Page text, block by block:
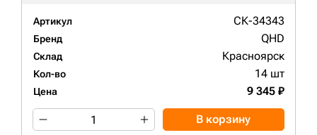
Артикул СК-34343
Бренд QHD
Склад Красноярск
Кол-во 14 шт
Цена 9 345 ₽
В корзину